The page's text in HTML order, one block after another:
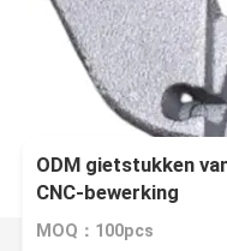
ODM gietstukken
CNC-bewerking
MOQ：100pcs